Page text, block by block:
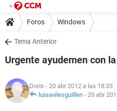
Foros Windows
Tema Anterior
Urgente ayudemen con
Doris - 20 abr 2012 a las 18:35
luisavilesguillen - 20 abr